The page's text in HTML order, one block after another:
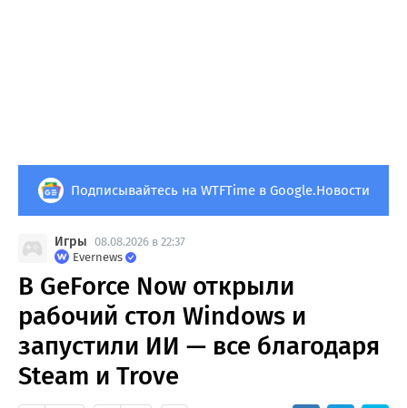
Подписывайтесь на WTFTime в Google.Новости
Игры 08.08.2026 в 22:37
Evernews
В GeForce Now открыли
рабочий стол Windows и
запустили ИИ — все благодаря
Steam и Trove